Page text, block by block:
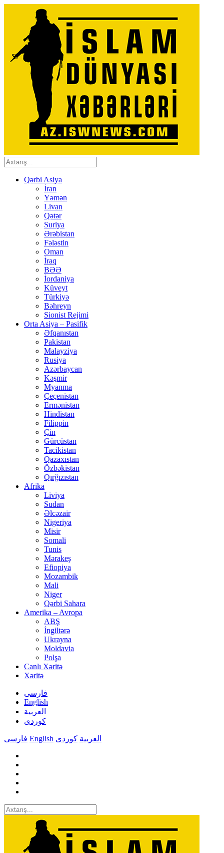
Qərbi Asiya
İran
Yəmən
Livan
Qətər
Suriya
Ərəbistan
Fələstin
Oman
İraq
BƏƏ
İordaniya
Küveyt
Türkiyə
Bəhreyn
Sionist Rejimi
Orta Asiya – Pasifik
Əfqanıstan
Pakistan
Malayziya
Rusiya
Azərbaycan
Kəşmir
Myanma
Çeçenistan
Ermənistan
Hindistan
Filippin
Çin
Gürcüstan
Tacikistan
Qazaxıstan
Özbəkistan
Qırğızıstan
Afrika
Liviya
Sudan
Əlcəzair
Nigeriya
Misir
Somali
Tunis
Mərakeş
Efiopiya
Mozambik
Mali
Niger
Qərbi Sahara
Amerika – Avropa
ABŞ
İngiltərə
Ukrayna
Moldavia
Polşa
Canlı Xəritə
Xəritə
فارسی
English
العربیة
کوردی
فارسی English العربیة کوردی